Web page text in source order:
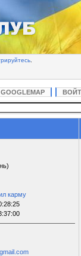
GOOGLEMAP
карму